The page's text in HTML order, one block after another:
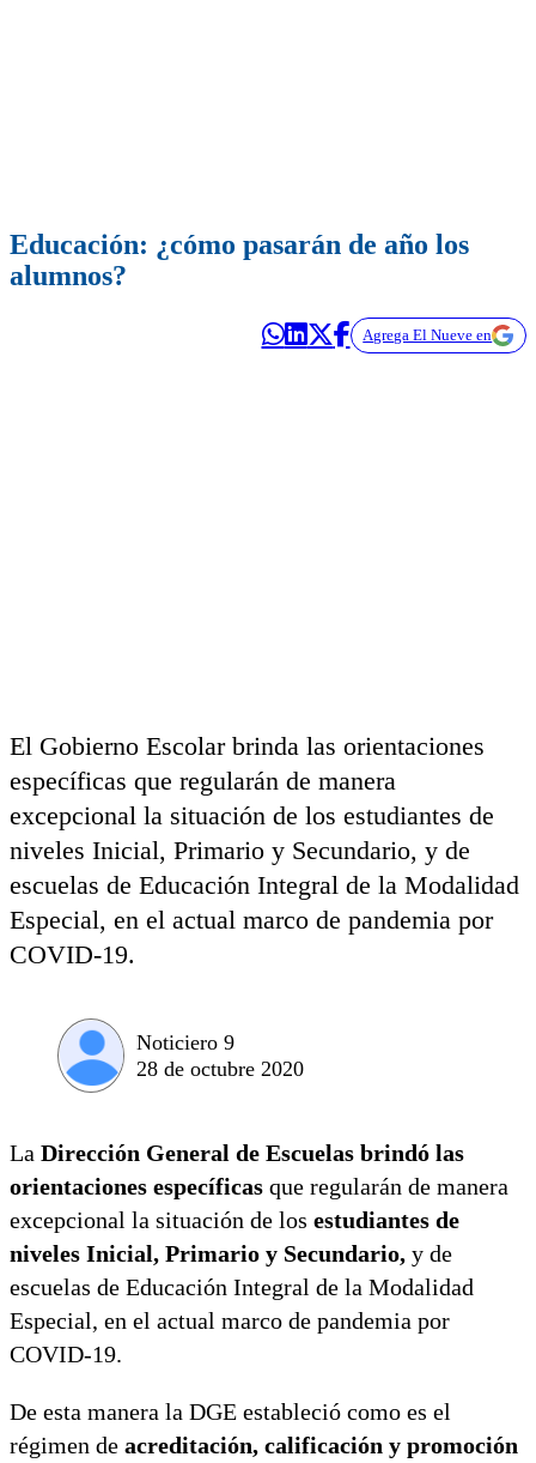
Educación: ¿cómo pasarán de año los
alumnos?
Agrega El Nueve en
El Gobierno Escolar brinda las orientaciones
específicas que regularán de manera
excepcional la situación de los estudiantes de
niveles Inicial, Primario y Secundario, y de
escuelas de Educación Integral de la Modalidad
Especial, en el actual marco de pandemia por
COVID-19.
Noticiero 9
28 de octubre 2020
La Dirección General de Escuelas brindó las
orientaciones específicas que regularán de manera
excepcional la situación de los estudiantes de
niveles Inicial, Primario y Secundario, y de
escuelas de Educación Integral de la Modalidad
Especial, en el actual marco de pandemia por
COVID-19.
De esta manera la DGE estableció como es el
régimen de acreditación, calificación y promoción